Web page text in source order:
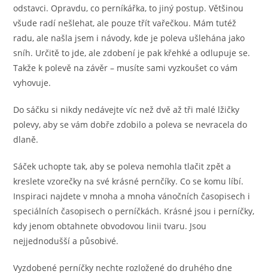
odstavci. Opravdu, co perníkářka, to jiný postup. Většinou
všude radí nešlehat, ale pouze třít vařečkou. Mám tutéž
radu, ale našla jsem i návody, kde je poleva ušlehána jako
sníh. Určitě to jde, ale zdobení je pak křehké a odlupuje se.
Takže k polevě na závěr – musíte sami vyzkoušet co vám
vyhovuje.
Do sáčku si nikdy nedávejte víc než dvě až tři malé lžičky
polevy, aby se vám dobře zdobilo a poleva se nevracela do
dlaně.
Sáček uchopte tak, aby se poleva nemohla tlačit zpět a
kreslete vzorečky na své krásné pernčíky. Co se komu líbí.
Inspiraci najdete v mnoha a mnoha vánočních časopisech i
speciálních časopisech o perníčkách. Krásné jsou i perníčky,
kdy jenom obtahnete obvodovou linii tvaru. Jsou
nejjednodušší a působivé.
Vyzdobené perníčky nechte rozložené do druhého dne